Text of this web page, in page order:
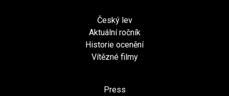
Český lev
Aktuální ročník
Historie ocenění
Vítězné filmy
Press